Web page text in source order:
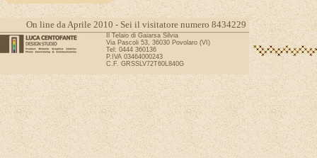
On line da Aprile 2010 - Sei il visitatore numero 8434229
Il Telaio di Gaiarsa Silvia
Via Pascoli 53, 36030 Povolaro (VI)
Tel: 0444 360136
P.IVA 03464000243
C.F. GRSSLV72T60L840G